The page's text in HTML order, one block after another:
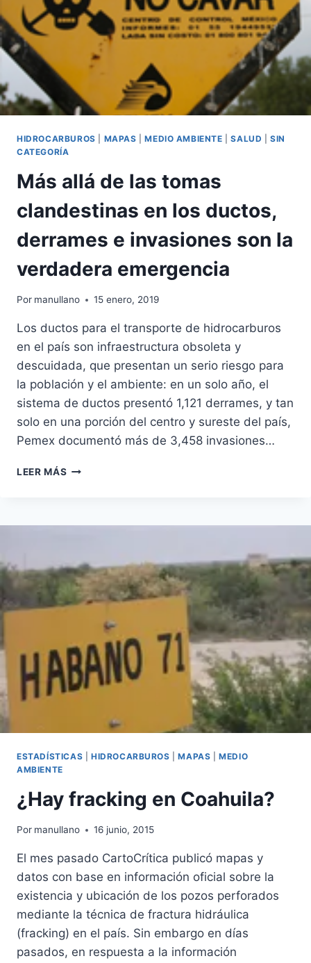
HIDROCARBUROS MAPAS |MEDIO AMBIENTE |SALUD |SIN
CATEGORÍA
Más allá de las tomas
clandestinas en los ductos,
derrames e invasiones son la
verdadera emergencia
Por manullano 15 enero, 2019
Los ductos para el transporte de hidrocarburos
en el país son infraestructura obsoleta y
descuidada, que presentan un serio riesgo para
la población y el ambiente: en un solo año, el
sistema de ductos presentó 1,121 derrames, y tan
solo en una porción del centro y sureste del país,
Pemex documentó más de 3,458 invasiones…
LEER MÁS MÁS
TOMAS
LOS
DUCTOS,
DERRAMES
INVASIONES
SON
LA
VERDADERA
EMERGENCIA
ESTADÍSTICAS HIDROCARBUROS |MAPAS |MEDIO
AMBIENTE
¿Hay fracking en Coahuila?
Por manullano 16 junio, 2015
El mes pasado CartoCrítica publicó mapas y
datos con base en información oficial sobre la
existencia y ubicación de los pozos perforados
mediante la técnica de fractura hidráulica
(fracking) en el país. Sin embargo en días
pasados, en respuesta a la información